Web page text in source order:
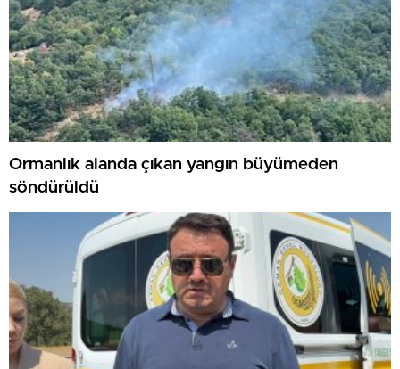
Ormanlık alanda çıkan yangın büyümeden
söndürüldü